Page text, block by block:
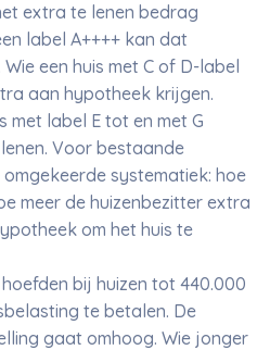
extra te lenen bedrag
label A++++ kan dat
een huis met C of D-label
aan hypotheek krijgen.
met label E tot en met G
Voor bestaande
systematiek: hoe
meer de huizenbezitter extra
om het huis te
bij huizen tot 440.000
te betalen. De
gaat omhoog. Wie jonger